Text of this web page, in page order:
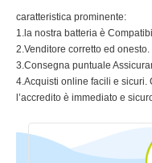
caratteristica prominente:
1.la nostra batteria è
2.Venditore corretto ed onesto.
3.Consegna puntuale
4.Acquisti online facili e sicuri.
l’accredito è immediato e